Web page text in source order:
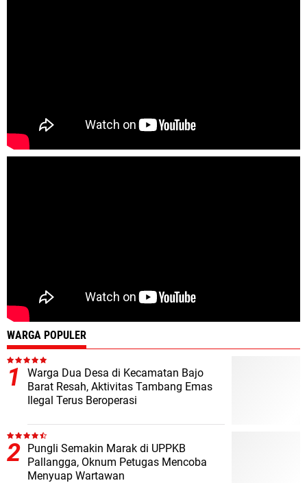
WARGA POPULER
Warga Dua Desa di Kecamatan Bajo
Barat Resah, Aktivitas Tambang Emas
Ilegal Terus Beroperasi
Pungli Semakin Marak di UPPKB
Pallangga, Oknum Petugas Mencoba
Menyuap Wartawan